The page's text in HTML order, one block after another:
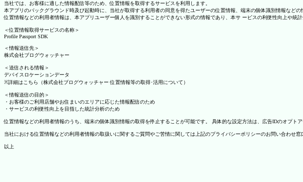
当社では、お客様に適した情報配信等のため、位置情報を取得するサービスを利用します。
本アプリのバックグラウンド時及び起動時に、当社が取得する利用者の同意を得たユーザーの位置情報、端末の個体識別情報など
位置情報などの利用者情報は、本アプリユーザー個人を識別することができない形式の情報であり、本サ ービスの利便性向上や
＜位置情報取得サービスの名称＞
Profile Passport SDK
＜情報送信先＞
株式会社ブログウォッチャー
＜送信される情報＞
デバイスロケーションデータ
※詳細はこちら（株式会社ブログウォッチャー 位置情報等の取得･活用について）
＜情報送信の目的＞
・お客様のご利用店舗やお住まいのエリアに応じた情報配信のため
・サービスの利便性向上を目指した統計分析のため
位置情報などの利用者情報のうち、端末の個体識別情報の取得を停止することが可能です。 具体的な設定方法は、広告IDのオプトア
当社における位置情報などの利用者情報の取扱いに関するご質問やご苦情に関しては上記のプライバシーポリシーのお問い合わせ窓
以上